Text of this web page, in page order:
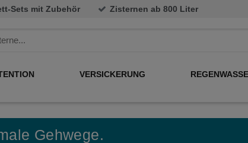
Sets mit Zubehör Zisternen ab 800 Liter
VERSICKERUNG
Gehwege.